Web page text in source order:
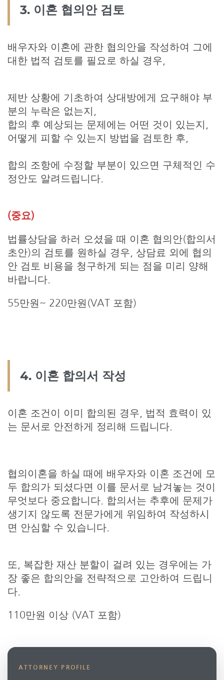
3. 이혼 협의안 검토
배우자와 이혼에 관한 협의안을 작성하여 그에
대한 법적 검토를 필요로 하실 경우,
제반 상황에 기초하여 상대방에게 요구해야 부
분의 누락은 없는지,
합의 후 예상되는 문제에는 어떤 것이 있는지,
어떻게 피할 수 있는지 방법을 검토한 후,
합의 조항에 수정할 부분이 있으면 구체적인 수
정안도 알려드립니다.
(중요)
법률상담을 하러 오셨을 때 이혼 협의안(합의서
초안)의 검토를 원하실 경우, 상담료 외에 협의
안 검토 비용을 청구하게 되는 점을 미리 양해
바랍니다.
55만원~ 220만원(VAT 포함)
4. 이혼 합의서 작성
이혼 조건이 이미 합의된 경우, 법적 효력이 있
는 문서로 안전하게 정리해 드립니다.
협의이혼을 하실 때에 배우자와 이혼 조건에 모
두 합의가 되셨다면 이를 문서로 남겨놓는 것이
무엇보다 중요합니다. 합의서는 추후에 문제가
생기지 않도록 전문가에게 위임하여 작성하시
면 안심할 수 있습니다.
또, 복잡한 재산 분할이 걸려 있는 경우에는 가
장 좋은 합의안을 전략적으로 고안하여 드립니
다.
110만원 이상 (VAT 포함)
ATTORNEY PROFILE